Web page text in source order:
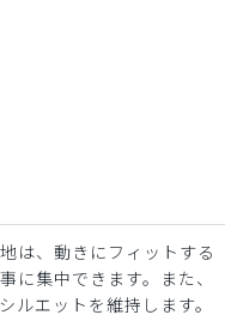
は、動きにフィットする
に集中できます。また、
ルエットを維持します。